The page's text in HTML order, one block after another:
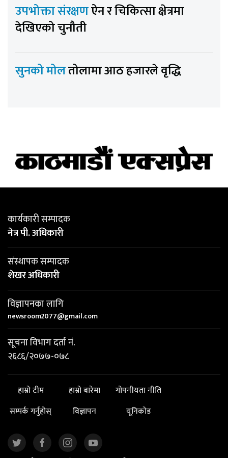
उपभोक्ता संरक्षणऐन र चिकित्सा क्षेत्रमा
देखिएको चुनौती
सुनको मोलतोलामा आठ हजारले वृद्धि
कार्यकारी सम्पादक
नेत्र पी. अधिकारी
संस्थापक सम्पादक
शेखर अधिकारी
विज्ञापनका लागि
newsroom2077@gmail.com
सूचना विभाग दर्ता नं.
२६८६/२०७७-०७८
हाम्रो टीम हाम्रो बारेमा
गोपनीयता नीति
सम्पर्क गर्नुहोस्
विज्ञापन यूनिकोड